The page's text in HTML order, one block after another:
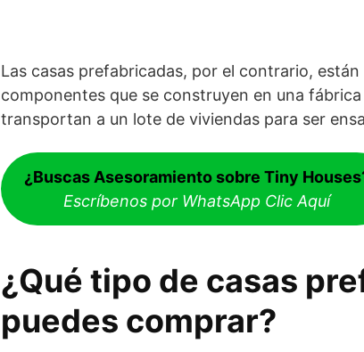
Las casas prefabricadas, por el contrario, están
componentes que se construyen en una
transportan a un lote de viviendas para ser
¿Buscas Asesoramiento sobre Tiny
Escríbenos por WhatsApp Clic Aquí
¿Qué tipo de casas
puedes comprar?